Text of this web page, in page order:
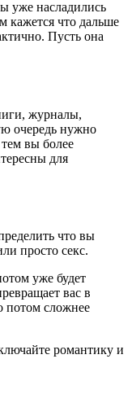
уже насладились
что дальше
Пусть она
журналы,
очередь нужно
вы более
для
что вы
просто секс.
уже будет
вас в
потом сложнее
романтику и